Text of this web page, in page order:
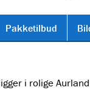
Pakketilbud
i rolige